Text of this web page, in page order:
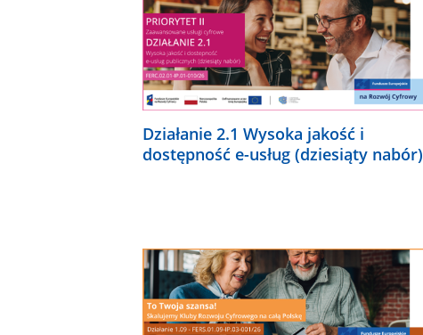
Działanie 2.1 Wysoka jakość i
dostępność e-usług (dziesiąty nabór)